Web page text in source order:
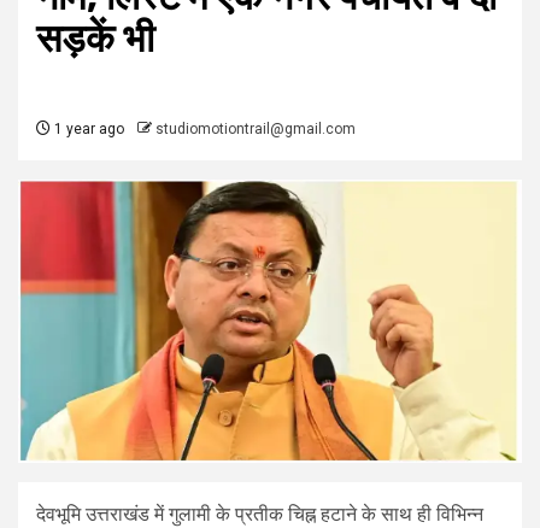
सड़कें भी
1 year ago studiomotiontrail@gmail.com
देवभूमि उत्तराखंड में गुलामी के प्रतीक चिह्न हटाने के साथ ही विभिन्न